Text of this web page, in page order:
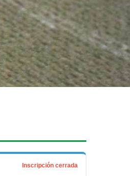
Inscripción cerrada